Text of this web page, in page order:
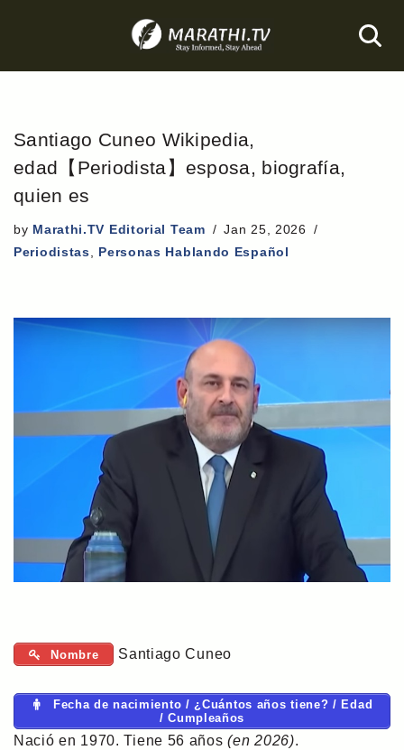
to
Santiago Cuneo Wikipedia,
edad【Periodista】esposa, biografía,
quien es
by Marathi.TV Editorial Team
Jan 25, 2026
Periodistas
Personas Hablando Español
Nombre Santiago Cuneo
Fecha de nacimiento / ¿Cuántos años tiene? / Edad
/ Cumpleaños
Nació en 1970. Tiene 56 años(en 2026).